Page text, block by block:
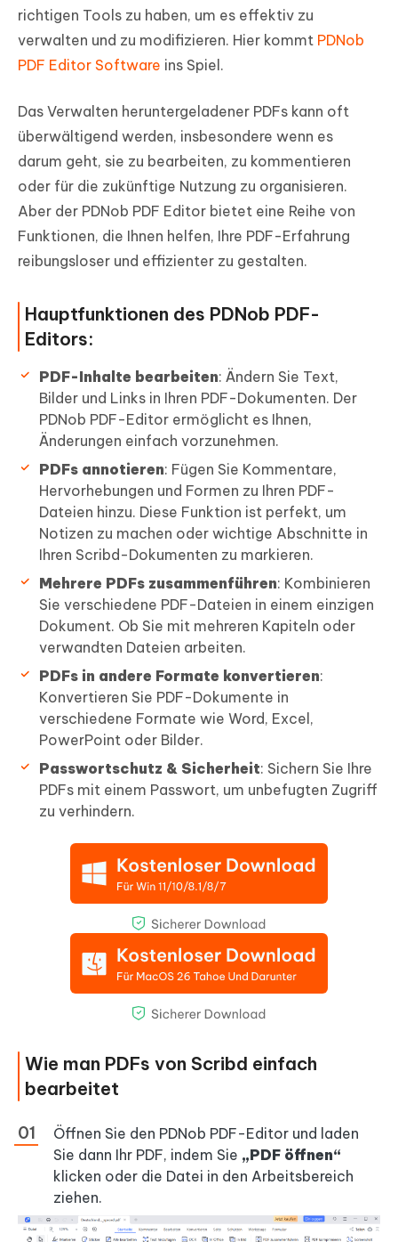
richtigen Tools zu haben, um es effektiv zu
verwalten und zu modifizieren. Hier kommt PDNob
PDF Editor Software ins Spiel.
Das Verwalten heruntergeladener PDFs kann oft
überwältigend werden, insbesondere wenn es
darum geht, sie zu bearbeiten, zu kommentieren
oder für die zukünftige Nutzung zu organisieren.
Aber der PDNob PDF Editor bietet eine Reihe von
Funktionen, die Ihnen helfen, Ihre PDF-Erfahrung
reibungsloser und effizienter zu gestalten.
Hauptfunktionen des PDNob PDF-
Editors:
PDF-Inhalte bearbeiten: Ändern Sie Text,
Bilder und Links in Ihren PDF-Dokumenten. Der
PDNob PDF-Editor ermöglicht es Ihnen,
Änderungen einfach vorzunehmen.
PDFs annotieren: Fügen Sie Kommentare,
Hervorhebungen und Formen zu Ihren PDF-
Dateien hinzu. Diese Funktion ist perfekt, um
Notizen zu machen oder wichtige Abschnitte in
Ihren Scribd-Dokumenten zu markieren.
Mehrere PDFs zusammenführen: Kombinieren
Sie verschiedene PDF-Dateien in einem einzigen
Dokument. Ob Sie mit mehreren Kapiteln oder
verwandten Dateien arbeiten.
PDFs in andere Formate konvertieren:
Konvertieren Sie PDF-Dokumente in
verschiedene Formate wie Word, Excel,
PowerPoint oder Bilder.
Passwortschutz & Sicherheit: Sichern Sie Ihre
PDFs mit einem Passwort, um unbefugten Zugriff
zu verhindern.
Wie man PDFs von Scribd einfach
bearbeitet
Öffnen Sie den PDNob PDF-Editor und laden
Sie dann Ihr PDF, indem Sie „PDF öffnen“
klicken oder die Datei in den Arbeitsbereich
ziehen.